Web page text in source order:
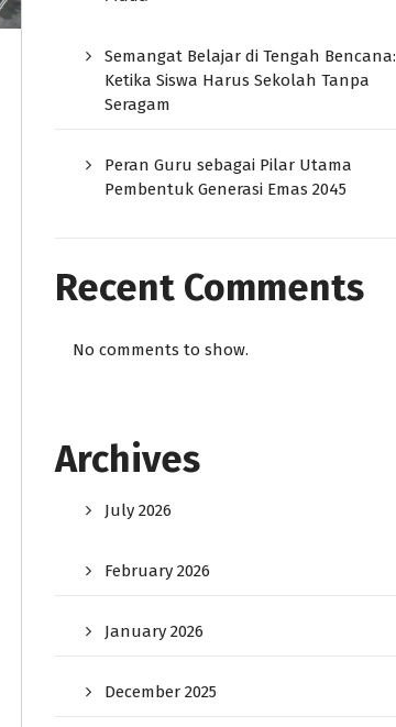
Semangat Belajar di Tengah Bencana:
Ketika Siswa Harus Sekolah Tanpa
Seragam
Peran Guru sebagai Pilar Utama
Pembentuk Generasi Emas 2045
Recent Comments
No comments to show.
Archives
July 2026
February 2026
January 2026
December 2025